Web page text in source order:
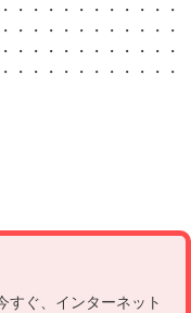
・・・・・・・・・・・
・・・・・・・・・・・
・・・・・・・・・・・
・・・・・・・・・・・
すぐ、インターネット